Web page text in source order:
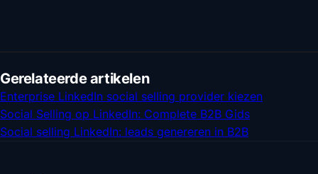
Gerelateerde artikelen
Enterprise LinkedIn social selling provider kiezen
Social Selling op LinkedIn: Complete B2B Gids
Social selling LinkedIn: leads genereren in B2B